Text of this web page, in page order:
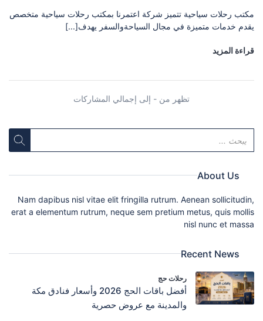
مكتب رحلات سياحية تتميز شركة اعتمرنا بمكتب رحلات سياحية متخصص
يقدم خدمات متميزة في مجال السياحةوالسفر يهدف[...]
قراءة المزيد
تظهر من - إلى إجمالي المشاركات
About Us
Nam dapibus nisl vitae elit fringilla rutrum. Aenean sollicitudin,
erat a elementum rutrum, neque sem pretium metus, quis mollis
nisl nunc et massa
Recent News
رحلات حج
أفضل باقات الحج 2026 وأسعار فنادق مكة
والمدينة مع عروض حصرية